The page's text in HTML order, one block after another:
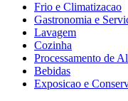
Frio e Climatizacao
Gastronomia e
Lavagem
Cozinha
Processamento de
Bebidas
Exposicao e